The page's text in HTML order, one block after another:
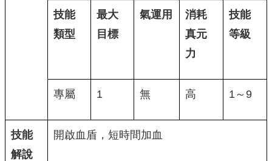
技能
類型
最大
目標
氣運用
消耗
真元
力
技能
等級
專屬 1 無 高 1～9
技能
解說
開啟血盾，短時間加血